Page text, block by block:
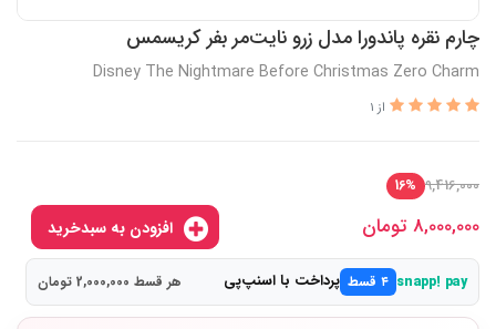
چارم نقره پاندورا مدل زرو نایت‌مر بفر کریسمس
Disney The Nightmare Before Christmas Zero Charm
از 1
9,416,000
16%
8,000,000 تومان
snapp! pay ۴ قسط پرداخت با اسنپ‌پی هر قسط 2,000,000 تومان